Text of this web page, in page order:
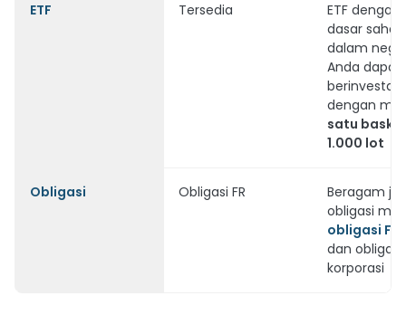
ETF Tersedia
ETF
dasar
dalam
Anda dapat
berinvestasi
dengan
satu
1.000 lot
Obligasi Obligasi FR
Beragam
obligasi
obligasi FR
dan obligasi
korporasi